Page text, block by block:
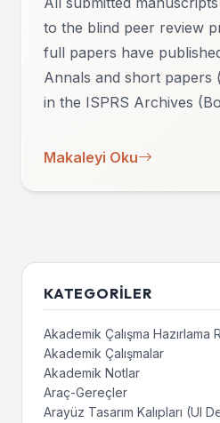
to the blind peer review
full papers have
Annals and short papers
in the ISPRS Archives
Makaleyi Oku
KATEGORILER
Akademik Çalışma Hazırlama
Akademik Çalışmalar
Akademik Notlar
Araç-Gereçler
Arayüz Tasarım Kalıpları (UI